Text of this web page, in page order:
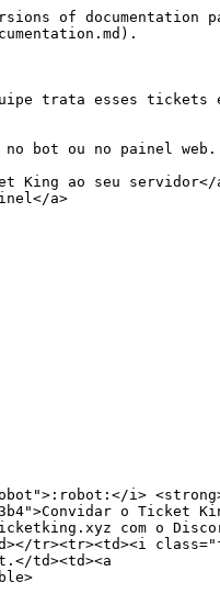
of documentation
trata esses tickets
no bot ou no painel web.
King ao seu servidor</
a>
i>
o Ticket
com o
td></tr><tr><td><i
td><td><a